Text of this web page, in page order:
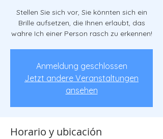
Stellen Sie sich vor, Sie könnten sich ein
Brille aufsetzen, die Ihnen erlaubt, das
wahre Ich einer Person rasch zu erkennen!
Anmeldung geschlossen
Jetzt andere Veranstaltungen
ansehen
Horario y ubicación